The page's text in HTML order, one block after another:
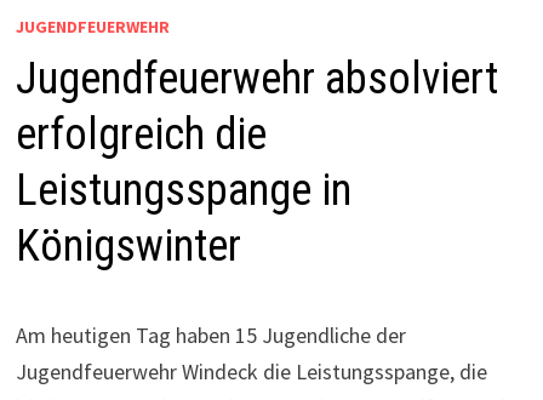
JUGENDFEUERWEHR
Jugendfeuerwehr absolviert
erfolgreich die
Leistungsspange in
Königswinter
Am heutigen Tag haben 15 Jugendliche der
Jugendfeuerwehr Windeck die Leistungsspange, die